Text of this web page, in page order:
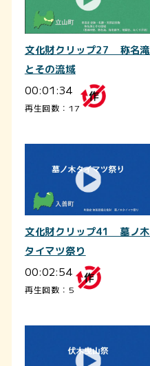
文化財クリップ27 称名滝
とその流域
00:01:34
再生回数：17
文化財クリップ41 墓ノ木
タイマツ祭り
00:02:54
再生回数：5